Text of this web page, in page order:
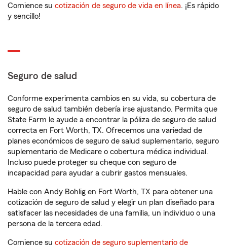
Comience su cotización de seguro de vida en línea. ¡Es rápido
y sencillo!
Seguro de salud
Conforme experimenta cambios en su vida, su cobertura de
seguro de salud también debería irse ajustando. Permita que
State Farm le ayude a encontrar la póliza de seguro de salud
correcta en Fort Worth, TX. Ofrecemos una variedad de
planes económicos de seguro de salud suplementario, seguro
suplementario de Medicare o cobertura médica individual.
Incluso puede proteger su cheque con seguro de
incapacidad para ayudar a cubrir gastos mensuales.
Hable con Andy Bohlig en Fort Worth, TX para obtener una
cotización de seguro de salud y elegir un plan diseñado para
satisfacer las necesidades de una familia, un individuo o una
persona de la tercera edad.
Comience su cotización de seguro suplementario de